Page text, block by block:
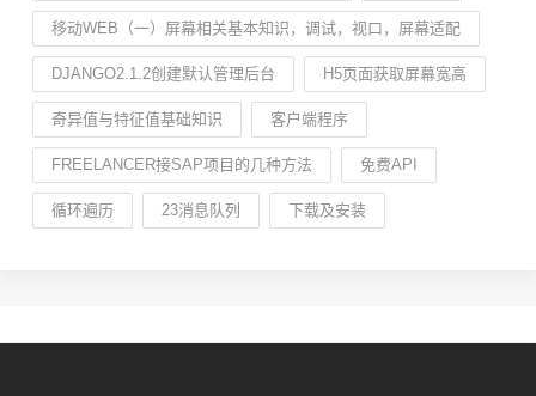
移动WEB（一）屏幕相关基本知识，调试，视口，屏幕适配
DJANGO2.1.2创建默认管理后台 H5页面获取屏幕宽高
奇异值与特征值基础知识 客户端程序
FREELANCER接SAP项目的几种方法 免费API
循环遍历 23消息队列 下载及安装